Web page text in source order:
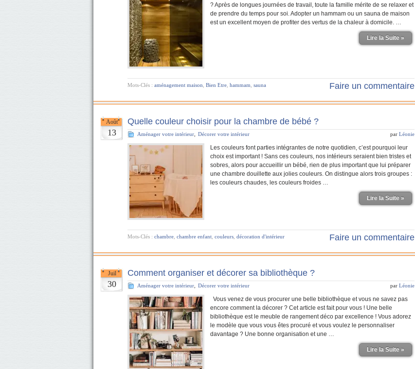
? Après de longues journées de travail, toute la famille mérite de se relaxer et
de prendre du temps pour soi. Adopter un hammam ou un sauna de maison
est un excellent moyen de profiter des vertus de la chaleur à domicile. …
Lire la Suite »
Mots-Clés : aménagement maison Bien Etre hammam sauna Faire un commentaire
Août
13
Quelle couleur choisir pour la chambre de bébé ?
Aménager votre intérieur Décorer votre intérieur par Léonie
Les couleurs font parties intégrantes de notre quotidien, c’est pourquoi leur
choix est important ! Sans ces couleurs, nos intérieurs seraient bien tristes et
sobres, alors pour accueillir un bébé, rien de plus important que lui préparer
une chambre douillette aux jolies couleurs. On distingue alors trois groupes :
les couleurs chaudes, les couleurs froides …
Lire la Suite »
Mots-Clés : chambre chambre enfant couleurs décoration d'intérieur Faire un commentaire
Juil
30
Comment organiser et décorer sa bibliothèque ?
Aménager votre intérieur Décorer votre intérieur par Léonie
Vous venez de vous procurer une belle bibliothèque et vous ne savez pas
encore comment la décorer ? Cet article est fait pour vous ! Une belle
bibliothèque est le meuble de rangement déco par excellence ! Vous adorez
le modèle que vous vous êtes procuré et vous voulez le personnaliser
davantage ? Une bonne organisation et une …
Lire la Suite »